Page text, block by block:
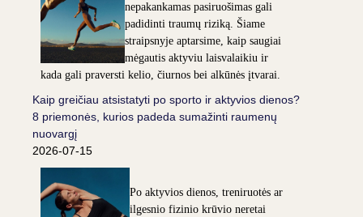
nepakankamas pasiruošimas gali
padidinti traumų riziką. Šiame
straipsnyje aptarsime, kaip saugiai
mėgautis aktyviu laisvalaikiu ir
kada gali praversti kelio, čiurnos bei alkūnės įtvarai.
Kaip greičiau atsistatyti po sporto ir aktyvios dienos?
8 priemonės, kurios padeda sumažinti raumenų
nuovargį
2026-07-15
Po aktyvios dienos, treniruotės ar
ilgesnio fizinio krūvio neretai